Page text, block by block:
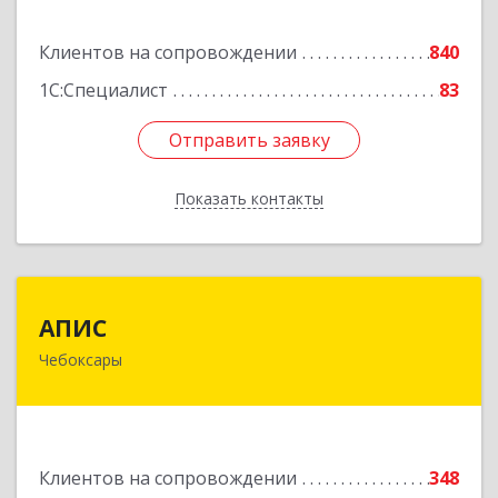
Клиентов на сопровождении
840
1С:Специалист
83
Отправить заявку
Показать контакты
Отправить заявку
Назад
АПИС
Чебоксары
Клиентов на сопровождении 348
428001, Чувашская Республика - Чувашия,
Подробнее